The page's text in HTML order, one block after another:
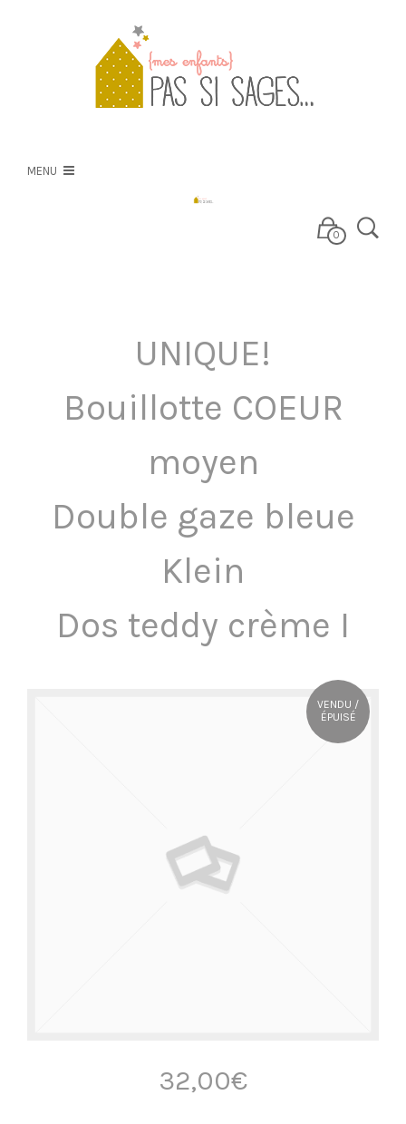
MENU
0
UNIQUE!
Bouillotte COEUR
moyen
Double gaze bleue
Klein
Dos teddy crème I
VENDU /
ÉPUISÉ
32,00€
OÙ NOUS TROUVER ?